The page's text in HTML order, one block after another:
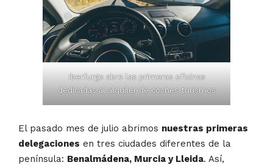
Iberfurgo abre las primeras oficinas
dedicadas al alquiler de coches turismos
El pasado mes de julio abrimos nuestras primeras
delegaciones en tres ciudades diferentes de la
península: Benalmádena, Murcia y Lleida. Así,